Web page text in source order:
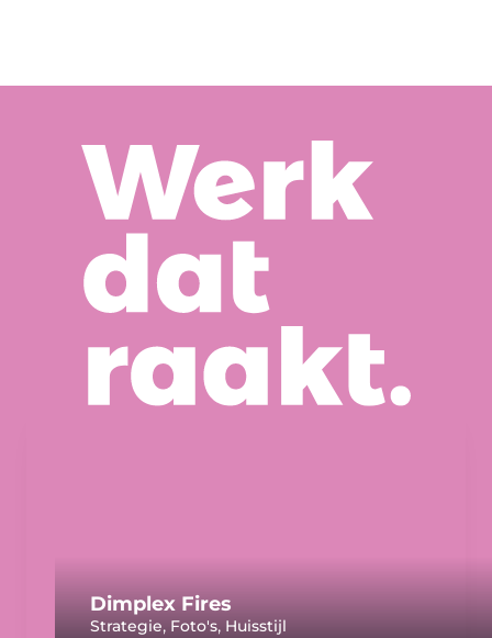
Dimplex Fires
Strategie, Foto's, Huisstijl